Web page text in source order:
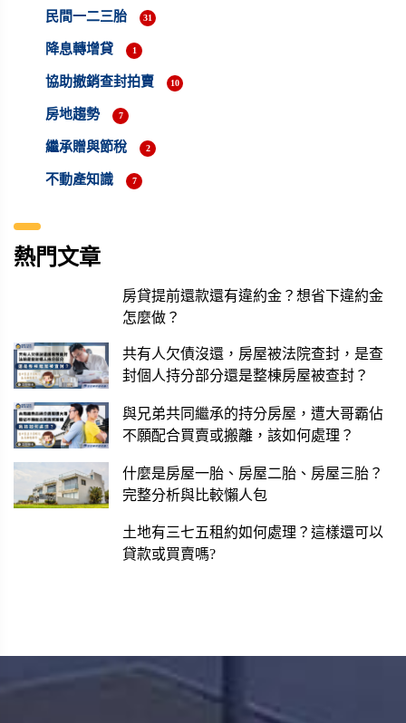
民間一二三胎 31
降息轉增貸 1
協助撤銷查封拍賣 10
房地趨勢 7
繼承贈與節稅 2
不動產知識 7
熱門文章
房貸提前還款還有違約金？想省下違約金
怎麼做？
共有人欠債沒還，房屋被法院查封，是查
封個人持分部分還是整棟房屋被查封？
與兄弟共同繼承的持分房屋，遭大哥霸佔
不願配合買賣或搬離，該如何處理？
什麼是房屋一胎、房屋二胎、房屋三胎？
完整分析與比較懶人包
土地有三七五租約如何處理？這樣還可以
貸款或買賣嗎?